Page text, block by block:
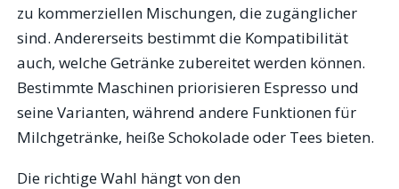
zu kommerziellen Mischungen, die zugänglicher
sind. Andererseits bestimmt die Kompatibilität
auch, welche Getränke zubereitet werden können.
Bestimmte Maschinen priorisieren Espresso und
seine Varianten, während andere Funktionen für
Milchgetränke, heiße Schokolade oder Tees bieten.
Die richtige Wahl hängt von den